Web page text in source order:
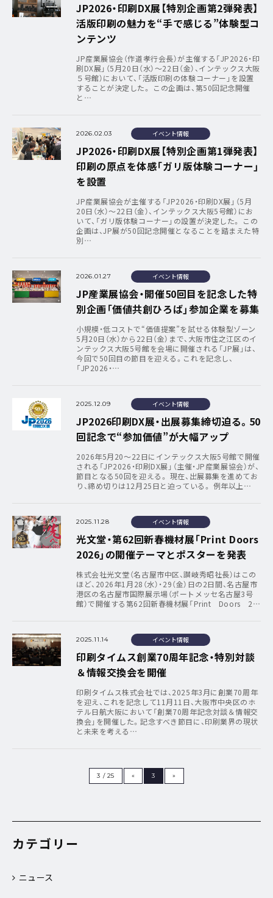
JP2026・印刷DX展【特別企画第2弾発表】
活版印刷の魅力を“手で感じる”体験型コ
ンテンツ
JP産業展協会（作道孝行会長）が主催する「JP2026・印
刷DX展」（5月20日（水）～22日（金）、インテックス大阪
５号館）において、「活版印刷の体験コーナー」を設置
することが決定した。 この企画は、第50回記念開催
と…
2026.02.03 イベント情報
JP2026・印刷DX展【特別企画第1弾発表】
印刷の原点を体感「ガリ版体験コーナー」
を設置
JP産業展協会が主催する「JP2026・印刷DX展」（5月
20日（水）～22日（金）、インテックス大阪5号館）にお
いて、「ガリ版体験コーナー」の設置が決定した。 この
企画は、JP展が50回記念開催となることを踏まえた特
別…
2026.01.27 イベント情報
JP産業展協会・開催50回目を記念した特
別企画「価値共創ひろば」参加企業を募集
小規模・低コストで“価値提案”を試せる体験型ゾーン
5月20日（水）から22日（金）まで、大阪市住之江区のイ
ンテックス大阪5号館を会場に開催される「JP展」は、
今回で50回目の節目を迎える。これを記念し、
「JP2026・…
2025.12.09 イベント情報
JP2026印刷DX展・出展募集締切迫る。50
回記念で“参加価値”が大幅アップ
2026年5月20〜22日にインテックス大阪5号館で開催
される「JP2026・印刷DX展」（主催・JP産業展協会）が、
節目となる50回を迎える。 現在、出展募集を進めてお
り、締め切りは12月25日と迫っている。 例年以上…
2025.11.28 イベント情報
光文堂・第62回新春機材展「Print Doors
2026」の開催テーマとポスターを発表
株式会社光文堂（名古屋市中区、讃岐秀昭社長）はこの
ほど、2026年1月28（水）・29（金）日の2日間、名古屋市
港区の名古屋市国際展示場（ポートメッセ名古屋3号
館）で開催する第62回新春機材展「Print Doors 2…
2025.11.14 イベント情報
印刷タイムス創業70周年記念・特別対談
＆情報交換会を開催
印刷タイムス株式会社では、2025年3月に創業70周年
を迎え、これを記念して11月11日、大阪市中央区のホ
テル日航大阪において「創業70周年記念対談＆情報交
換会」を開催した。記念すべき節目に、印刷業界の現状
と未来を考える…
3 / 25 « 3 »
カテゴリー
ニュース